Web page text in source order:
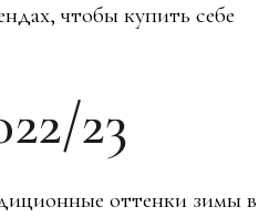
чтобы купить себе
23
оттенки зимы в